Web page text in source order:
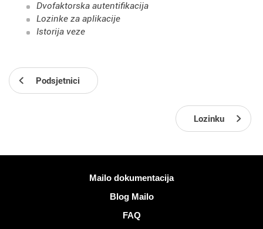
Dvofaktorska autentifikacija
Lozinke za aplikacije
Istorija veze
Podsjetnici
Lozinku
Mailo dokumentacija
Blog Mailo
FAQ